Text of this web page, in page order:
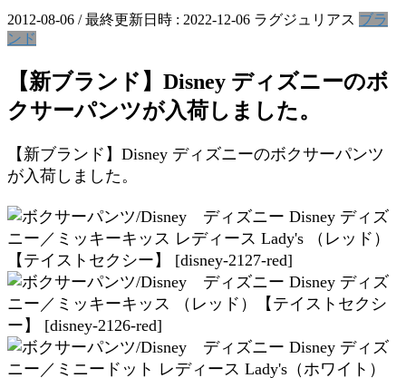
2012-08-06 / 最終更新日時 : 2022-12-06 ラグジュリアス ブラ
ンド
【新ブランド】Disney ディズニーのボ
クサーパンツが入荷しました。
【新ブランド】Disney ディズニーのボクサーパンツ
が入荷しました。